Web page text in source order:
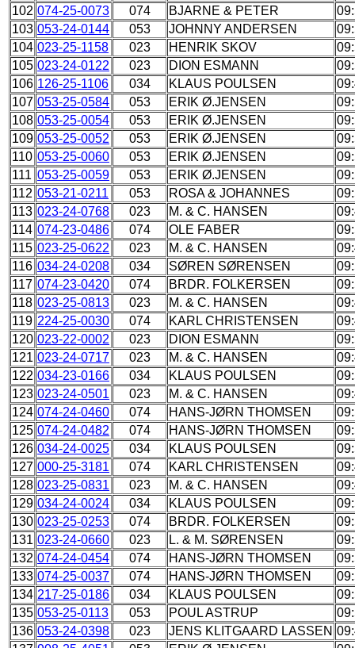
102 074-25-0073 074 BJARNE & PETER
103 053-24-0144 053 JOHNNY ANDERSEN
104 023-25-1158 023 HENRIK SKOV
105 023-24-0122 023 DION ESMANN
106 126-25-1106 034 KLAUS POULSEN
107 053-25-0584 053 ERIK Ø.JENSEN
108 053-25-0054 053 ERIK Ø.JENSEN
109 053-25-0052 053 ERIK Ø.JENSEN
110 053-25-0060 053 ERIK Ø.JENSEN
111 053-25-0059 053 ERIK Ø.JENSEN
112 053-21-0211 053 ROSA & JOHANNES
113 023-24-0768 023 M. & C. HANSEN
114 074-23-0486 074 OLE FABER
115 023-25-0622 023 M. & C. HANSEN
116 034-24-0208 034 SØREN SØRENSEN
117 074-23-0420 074 BRDR. FOLKERSEN
118 023-25-0813 023 M. & C. HANSEN
119 224-25-0030 074 KARL CHRISTENSEN
120 023-22-0002 023 DION ESMANN
121 023-24-0717 023 M. & C. HANSEN
122 034-23-0166 034 KLAUS POULSEN
123 023-24-0501 023 M. & C. HANSEN
124 074-24-0460 074 HANS-JØRN THOMSEN
125 074-24-0482 074 HANS-JØRN THOMSEN
126 034-24-0025 034 KLAUS POULSEN
127 000-25-3181 074 KARL CHRISTENSEN
128 023-25-0831 023 M. & C. HANSEN
129 034-24-0024 034 KLAUS POULSEN
130 023-25-0253 074 BRDR. FOLKERSEN
131 023-24-0660 023 L. & M. SØRENSEN
132 074-24-0454 074 HANS-JØRN THOMSEN
133 074-25-0037 074 HANS-JØRN THOMSEN
134 217-25-0186 034 KLAUS POULSEN
135 053-25-0113 053 POUL ASTRUP
136 053-24-0398 023 JENS KLITGAARD LASSEN